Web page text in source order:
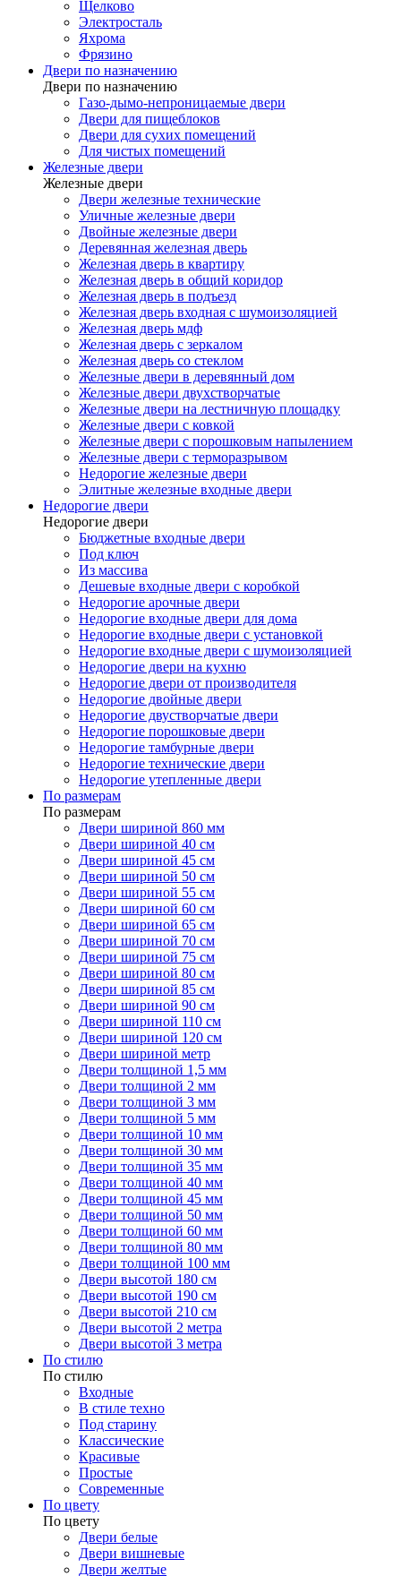
Щелково
Электросталь
Яхрома
Фрязино
Двери по назначению
Двери по назначению
Газо-дымо-непроницаемые двери
Двери для пищеблоков
Двери для сухих помещений
Для чистых помещений
Железные двери
Железные двери
Двери железные технические
Уличные железные двери
Двойные железные двери
Деревянная железная дверь
Железная дверь в квартиру
Железная дверь в общий коридор
Железная дверь в подъезд
Железная дверь входная с шумоизоляцией
Железная дверь мдф
Железная дверь с зеркалом
Железная дверь со стеклом
Железные двери в деревянный дом
Железные двери двухстворчатые
Железные двери на лестничную площадку
Железные двери с ковкой
Железные двери с порошковым напылением
Железные двери с терморазрывом
Недорогие железные двери
Элитные железные входные двери
Недорогие двери
Недорогие двери
Бюджетные входные двери
Под ключ
Из массива
Дешевые входные двери с коробкой
Недорогие арочные двери
Недорогие входные двери для дома
Недорогие входные двери с установкой
Недорогие входные двери с шумоизоляцией
Недорогие двери на кухню
Недорогие двери от производителя
Недорогие двойные двери
Недорогие двустворчатые двери
Недорогие порошковые двери
Недорогие тамбурные двери
Недорогие технические двери
Недорогие утепленные двери
По размерам
По размерам
Двери шириной 860 мм
Двери шириной 40 см
Двери шириной 45 см
Двери шириной 50 см
Двери шириной 55 см
Двери шириной 60 см
Двери шириной 65 см
Двери шириной 70 см
Двери шириной 75 см
Двери шириной 80 см
Двери шириной 85 см
Двери шириной 90 см
Двери шириной 110 см
Двери шириной 120 см
Двери шириной метр
Двери толщиной 1,5 мм
Двери толщиной 2 мм
Двери толщиной 3 мм
Двери толщиной 5 мм
Двери толщиной 10 мм
Двери толщиной 30 мм
Двери толщиной 35 мм
Двери толщиной 40 мм
Двери толщиной 45 мм
Двери толщиной 50 мм
Двери толщиной 60 мм
Двери толщиной 80 мм
Двери толщиной 100 мм
Двери высотой 180 см
Двери высотой 190 см
Двери высотой 210 см
Двери высотой 2 метра
Двери высотой 3 метра
По стилю
По стилю
Входные
В стиле техно
Под старину
Классические
Красивые
Простые
Современные
По цвету
По цвету
Двери белые
Двери вишневые
Двери желтые